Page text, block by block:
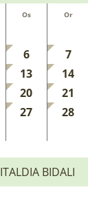
Os Or
6 7
13 14
20 21
27 28
BIDALI